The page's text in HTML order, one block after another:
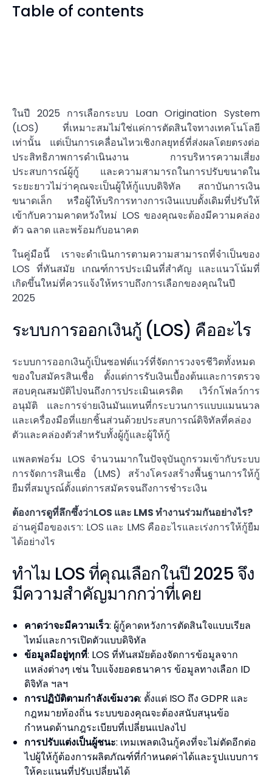
Table of contents
ในปี 2025 การเลือกระบบ Loan Origination System
(LOS) ที่เหมาะสมไม่ใช่แค่การตัดสินใจทางเทคโนโลยี
เท่านั้น แต่เป็นการเคลื่อนไหวเชิงกลยุทธ์ที่ส่งผลโดยตรงต่อ
ประสิทธิภาพการดำเนินงาน การบริหารความเสี่ยง
ประสบการณ์ผู้กู้ และความสามารถในการปรับขนาดใน
ระยะยาวไม่ว่าคุณจะเป็นผู้ให้กู้แบบดิจิทัล สถาบันการเงิน
ขนาดเล็ก หรือผู้ให้บริการทางการเงินแบบดั้งเดิมที่ปรับให้
เข้ากับความคาดหวังใหม่ LOS ของคุณจะต้องมีความคล่อง
ตัว ฉลาด และพร้อมกับอนาคต
ในคู่มือนี้ เราจะดำเนินการตามความสามารถที่จำเป็นของ
LOS ที่ทันสมัย เกณฑ์การประเมินที่สำคัญ และแนวโน้มที่
เกิดขึ้นใหม่ที่ควรแจ้งให้ทราบถึงการเลือกของคุณในปี
2025
ระบบการออกเงินกู้ (LOS) คืออะไร
ระบบการออกเงินกู้เป็นซอฟต์แวร์ที่จัดการวงจรชีวิตทั้งหมด
ของใบสมัครสินเชื่อ ตั้งแต่การรับเงินเบื้องต้นและการตรวจ
สอบคุณสมบัติไปจนถึงการประเมินเครดิต เวิร์กโฟลว์การ
อนุมัติ และการจ่ายเงินมันแทนที่กระบวนการแบบแมนนวล
และเครื่องมือที่แยกชิ้นส่วนด้วยประสบการณ์ดิจิทัลที่คล่อง
ตัวและคล่องตัวสำหรับทั้งผู้กู้และผู้ให้กู้
แพลตฟอร์ม LOS จำนวนมากในปัจจุบันถูกรวมเข้ากับระบบ
การจัดการสินเชื่อ (LMS) สร้างโครงสร้างพื้นฐานการให้กู้
ยืมที่สมบูรณ์ตั้งแต่การสมัครจนถึงการชำระเงิน
ต้องการดูที่ลึกซึ้งว่าLOS และ LMS ทำงานร่วมกันอย่างไร?
อ่านคู่มือของเรา: LOS และ LMS คืออะไรและเร่งการให้กู้ยืม
ได้อย่างไร
ทำไม LOS ที่คุณเลือกในปี 2025 จึง
มีความสำคัญมากกว่าที่เคย
คาดว่าจะมีความเร็ว: ผู้กู้คาดหวังการตัดสินใจแบบเรียล
ไทม์และการเปิดตัวแบบดิจิทัล
ข้อมูลมีอยู่ทุกที่: LOS ที่ทันสมัยต้องจัดการข้อมูลจาก
แหล่งต่างๆ เช่น ใบแจ้งยอดธนาคาร ข้อมูลทางเลือก ID
ดิจิทัล ฯลฯ
การปฏิบัติตามกำลังเข้มงวด: ตั้งแต่ ISO ถึง GDPR และ
กฎหมายท้องถิ่น ระบบของคุณจะต้องสนับสนุนข้อ
กำหนดด้านกฎระเบียบที่เปลี่ยนแปลงไป
การปรับแต่งเป็นผู้ชนะ: เทมเพลตเงินกู้คงที่จะไม่ตัดอีกต่อ
ไปผู้ให้กู้ต้องการผลิตภัณฑ์ที่กำหนดค่าได้และรูปแบบการ
ให้คะแนนที่ปรับเปลี่ยนได้